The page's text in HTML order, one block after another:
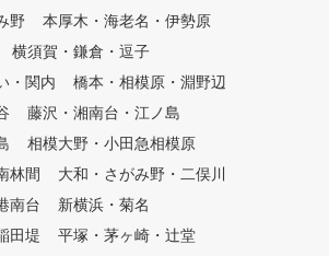
野
本厚木・海老名・伊勢原
横須賀・鎌倉・逗子
・関内
橋本・相模原・淵野辺
藤沢・湘南台・江ノ島
相模大野・小田急相模原
林間
大和・さがみ野・二俣川
南台
新横浜・菊名
田堤
平塚・茅ヶ崎・辻堂